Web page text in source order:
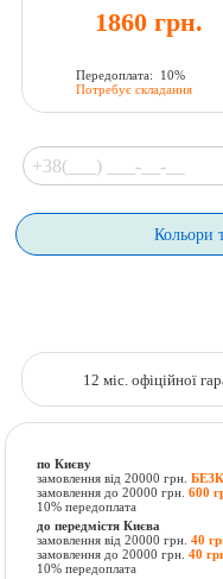
1860 грн.
Передоплата: 10%
Потребує складання
Кольори
12 міс. офіційної
по Києву
замовлення від 20000 грн.
замовлення до 20000 грн.600
10% передоплата
до передмістя Києва
замовлення від 20000 грн.40
замовлення до 20000 грн.40
10% передоплата